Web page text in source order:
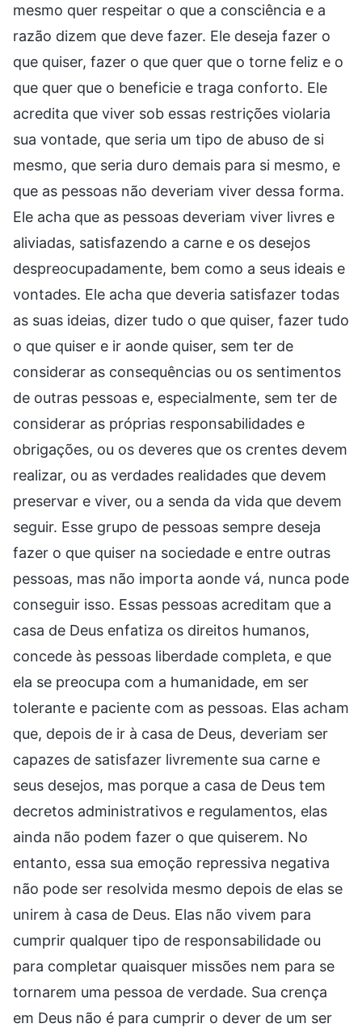
mesmo quer respeitar o que a consciência e a
razão dizem que deve fazer. Ele deseja fazer o
que quiser, fazer o que quer que o torne feliz e o
que quer que o beneficie e traga conforto. Ele
acredita que viver sob essas restrições violaria
sua vontade, que seria um tipo de abuso de si
mesmo, que seria duro demais para si mesmo, e
que as pessoas não deveriam viver dessa forma.
Ele acha que as pessoas deveriam viver livres e
aliviadas, satisfazendo a carne e os desejos
despreocupadamente, bem como a seus ideais e
vontades. Ele acha que deveria satisfazer todas
as suas ideias, dizer tudo o que quiser, fazer tudo
o que quiser e ir aonde quiser, sem ter de
considerar as consequências ou os sentimentos
de outras pessoas e, especialmente, sem ter de
considerar as próprias responsabilidades e
obrigações, ou os deveres que os crentes devem
realizar, ou as verdades realidades que devem
preservar e viver, ou a senda da vida que devem
seguir. Esse grupo de pessoas sempre deseja
fazer o que quiser na sociedade e entre outras
pessoas, mas não importa aonde vá, nunca pode
conseguir isso. Essas pessoas acreditam que a
casa de Deus enfatiza os direitos humanos,
concede às pessoas liberdade completa, e que
ela se preocupa com a humanidade, em ser
tolerante e paciente com as pessoas. Elas acham
que, depois de ir à casa de Deus, deveriam ser
capazes de satisfazer livremente sua carne e
seus desejos, mas porque a casa de Deus tem
decretos administrativos e regulamentos, elas
ainda não podem fazer o que quiserem. No
entanto, essa sua emoção repressiva negativa
não pode ser resolvida mesmo depois de elas se
unirem à casa de Deus. Elas não vivem para
cumprir qualquer tipo de responsabilidade ou
para completar quaisquer missões nem para se
tornarem uma pessoa de verdade. Sua crença
em Deus não é para cumprir o dever de um ser